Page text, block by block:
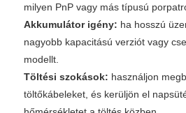
milyen PnP vagy más típusú
Akkumulátor igény: ha hosszú
nagyobb kapacitású verziót vagy
modellt.
Töltési szokások: használjon
töltőkábeleket, és kerüljön el